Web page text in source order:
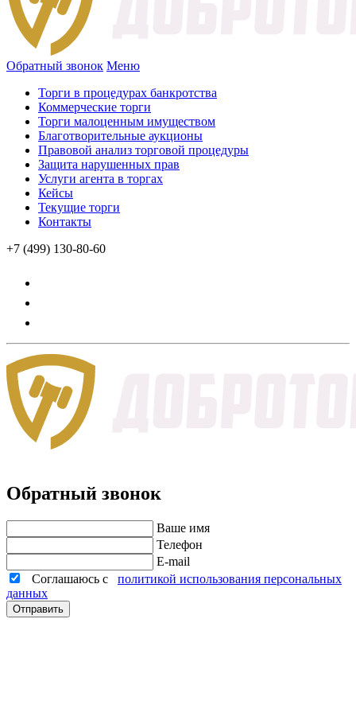
Обратный звонок Меню
Торги в процедурах банкротства
Коммерческие торги
Торги малоценным имуществом
Благотворительные аукционы
Правовой анализ торговой процедуры
Защита нарушенных прав
Услуги агента в торгах
Кейсы
Текущие торги
Контакты
+7 (499) 130-80-60
Обратный звонок
Ваше имя
Телефон
E-mail
Соглашаюсь с политикой использования персональных
данных
Отправить